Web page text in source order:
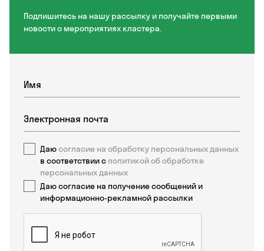
Подпишитесь на нашу рассылку и получайте первыми
новости о мероприятиях кластера.
Даюсогласие на обработку персональных данных
в соответствии с политикой об обработке
персональных данных
Даю согласие на получение сообщений и
информационно-рекламной рассылки